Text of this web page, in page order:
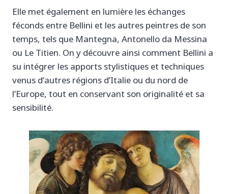
Elle met également en lumière les échanges
féconds entre Bellini et les autres peintres de son
temps, tels que Mantegna, Antonello da Messina
ou Le Titien. On y découvre ainsi comment Bellini a
su intégrer les apports stylistiques et techniques
venus d’autres régions d’Italie ou du nord de
l’Europe, tout en conservant son originalité et sa
sensibilité.